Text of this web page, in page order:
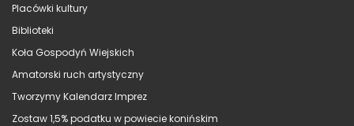
Placówki kultury
Biblioteki
Koła Gospodyń Wiejskich
Amatorski ruch artystyczny
Tworzymy Kalendarz Imprez
Zostaw 1,5% podatku w powiecie konińskim